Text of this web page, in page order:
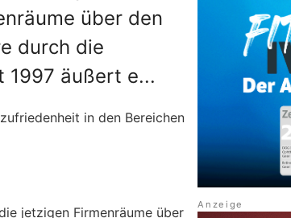
über den
durch die
1997 äußert e...
in den Bereichen
jetzigen Firmenräume über